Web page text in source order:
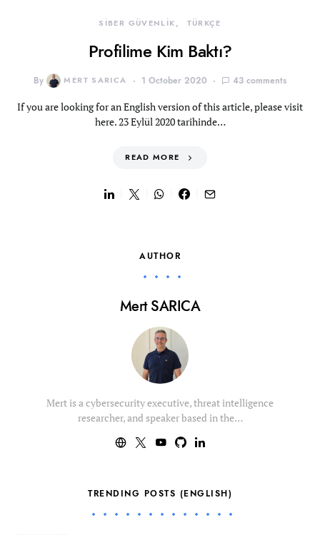
SİBER GÜVENLİK TÜRKÇE
Profilime Kim Baktı?
By MERT SARICA 1 October 2020 43 comments
If you are looking for an English version of this article, please visit
here. 23 Eylül 2020 tarihinde…
READ MORE
AUTHOR
Mert SARICA
Mert is a cybersecurity executive, threat intelligence
researcher, and speaker based in the…
TRENDING POSTS (ENGLISH)